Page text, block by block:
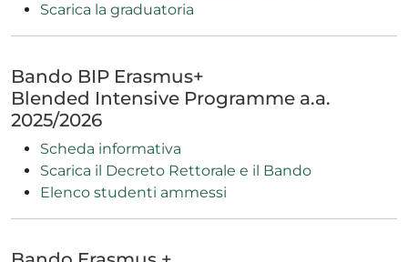
Scarica la graduatoria
Bando BIP Erasmus+
Blended Intensive Programme a.a.
2025/2026
Scheda informativa
Scarica il Decreto Rettorale e il Bando
Elenco studenti ammessi